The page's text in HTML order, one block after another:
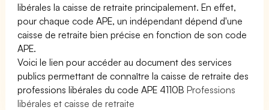
libérales la caisse de retraite principalement. En effet,
pour chaque code APE, un indépendant dépend d'une
caisse de retraite bien précise en fonction de son code
APE.
Voici le lien pour accéder au document des services
publics permettant de connaître la caisse de retraite des
professions libérales du code APE 4110BProfessions
libérales et caisse de retraite